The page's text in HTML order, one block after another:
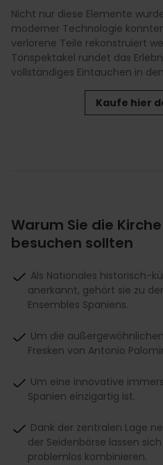
Nicht nur diese Elemente
moderner Technologie
verlorene Teile rekonstruiert
Tonspektakel rundet das
vollständiges Eintauchen in
Kaufe hier
Warum Sie die
besuchen sollten
Als Nationales historisch-
anerkannt, gehört sie zu
Ensembles Spaniens.
Um die
Fresken von Antonio
Um eine innovative
Spanien einzigartig ist.
Dank der zentralen Lage
der Seidenbörse lassen
problemlos kombinieren.